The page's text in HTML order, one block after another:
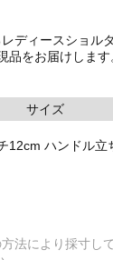
ディースショル
品をお届けします
サイズ
12cm ハンドル立
法により採寸し